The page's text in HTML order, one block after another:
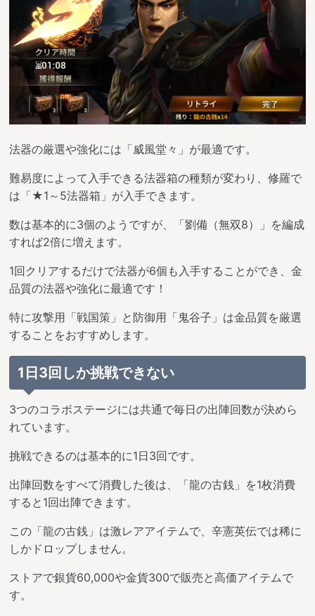
法器の厳選や強化には「威風堂々」が最適です。
難易度によって入手できる法器箱の種類が変わり、修羅で
は「★1～5法器箱」が入手できます。
数は基本的に3個のようですが、「劉備（無双8）」を編成
すれば2倍に増えます。
1回クリアするだけで法器が6個も入手することができ、金
品質の法器や強化に最適です！
特に攻撃用「戦国策」と防御用「鬼谷子」は金品質を厳選
することをおすすめします。
1日3回しか挑戦できない
3つのコラボステージには共通で毎日の出陣回数が決めら
れています。
挑戦できるのは基本的に1日3回です。
出陣回数をすべて消費した後は、「龍の古銭」を1枚消費
すると1回出陣できます。
この「龍の古銭」は激レアアイテムで、辛憲英伝では稀に
しかドロップしません。
ストアで銀貨60,000や金貨300で販売と高価アイテムで
す。